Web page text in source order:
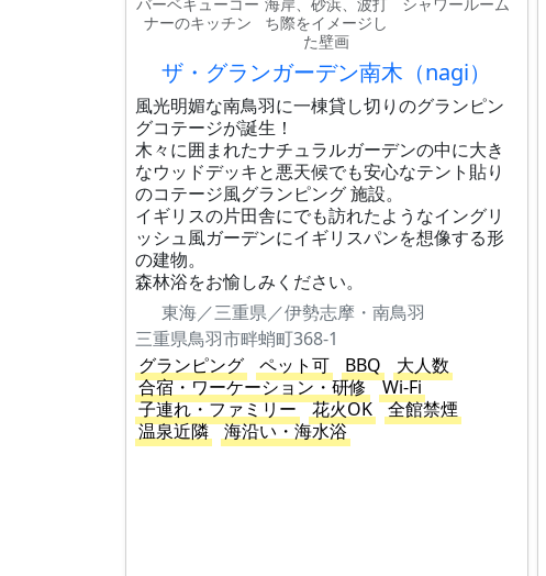
ナーのキッチン
ち際をイメージし
た壁画
ザ・グランガーデン南木（nagi）
風光明媚な南鳥羽に一棟貸し切りのグランピン
グコテージが誕生！
木々に囲まれたナチュラルガーデンの中に大き
なウッドデッキと悪天候でも安心なテント貼り
のコテージ風グランピング 施設。
イギリスの片田舎にでも訪れたようなイングリ
ッシュ風ガーデンにイギリスパンを想像する形
の建物。
森林浴をお愉しみください。
東海／三重県／伊勢志摩・南鳥羽
三重県鳥羽市畔蛸町368-1
グランピング
ペット可 BBQ
大人数
合宿・ワーケーション・研修
Wi-Fi
子連れ・ファミリー
花火OK
全館禁煙
温泉近隣
海沿い・海水浴